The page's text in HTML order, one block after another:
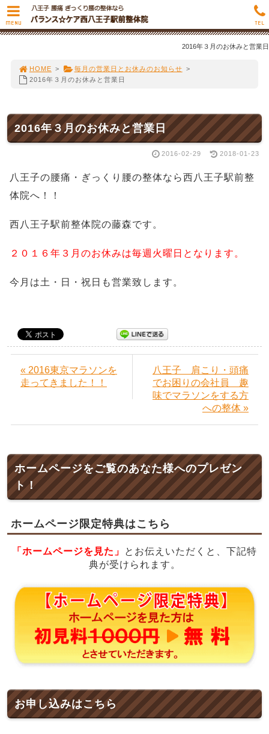
2016年３月のお休みと営業日
HOME > 毎月の営業日とお休みのお知らせ >
2016年３月のお休みと営業日
2016年３月のお休みと営業日
2016-02-29 2018-01-23
八王子の腰痛・ぎっくり腰の整体なら西八王子駅前整
体院へ！！
西八王子駅前整体院の藤森です。
２０１６年３月のお休みは毎週火曜日となります。
今月は土・日・祝日も営業致します。
« 2016東京マラソンを
走ってきました！！
八王子 肩こり・頭痛
でお困りの会社員 趣
味でマラソンをする方
への整体 »
ホームページをご覧のあなた様へのプレゼン
ト！
ホームページ限定特典はこちら
「ホームページを見た」
とお伝えいただくと、下記特
典が受けられます。
お申し込みはこちら
MENU TEL